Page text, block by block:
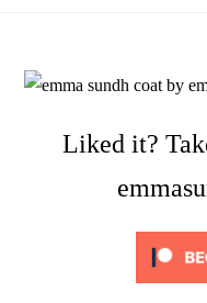
Liked it?